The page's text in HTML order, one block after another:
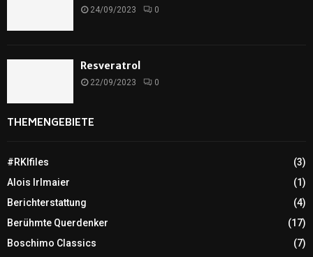
24/09/2023 0
Resveratrol
22/09/2023 0
THEMENGEBIETE
#RKIfiles
(3)
Alois Irlmaier
(1)
Berichterstattung
(4)
Berühmte Querdenker
(17)
Boschimo Classics
(7)